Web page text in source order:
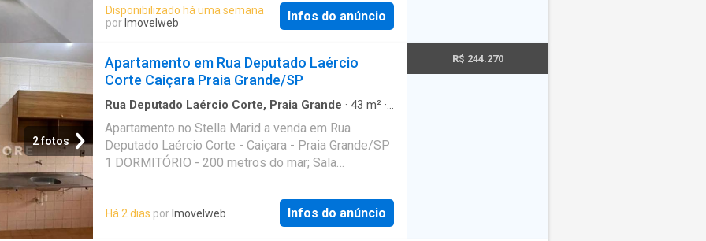
aviso. Favor verificar entrando em contato com
Disponibilizado há uma semana
por Imovelweb Infos do anúncio
2 fotos
Apartamento em Rua Deputado Laércio
Corte Caiçara Praia Grande/SP
Rua Deputado Laércio Corte, Praia Grande · 43 m² ·
de serviço
Apartamento no Stella Marid a venda em Rua
Deputado Laércio Corte - Caiçara - Praia Grande/SP
1 DORMITÓRIO - 200 metros do mar; Sala
vaga de garagem; Condomínio com espaço gourmet;
43,46 m² área útil; 2000m da Praia; Condomínio R$
Há 2 dias por Imovelweb Infos do anúncio
R$ 244.270